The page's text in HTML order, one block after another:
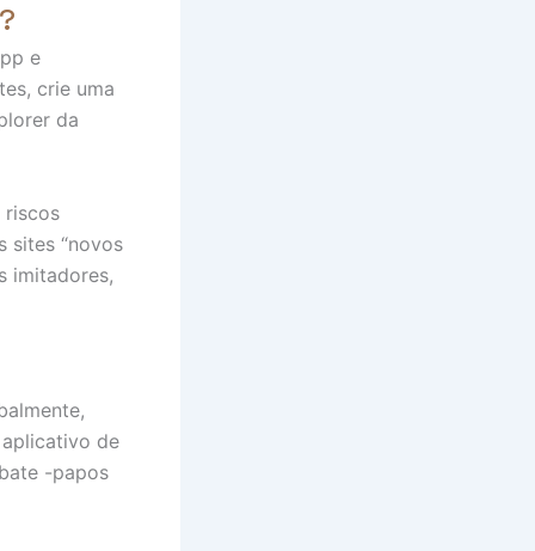
e
crie uma
da
riscos
sites “novos
imitadores,
de
-papos